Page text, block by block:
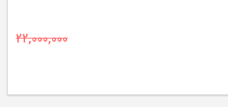
22,000,000